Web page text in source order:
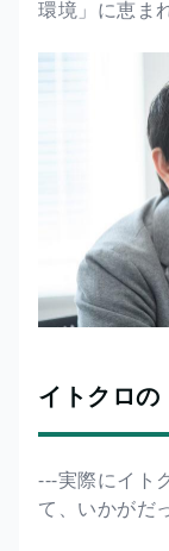
環境」に恵ま
イトクロの
---実際にイト
て、いかがだ